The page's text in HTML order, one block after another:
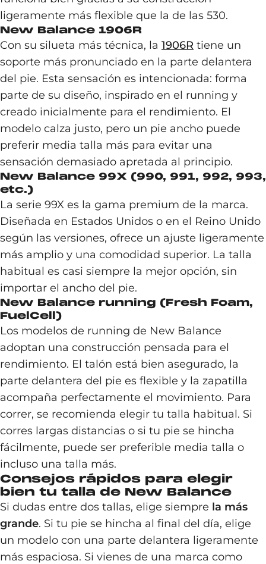
ligeramente más flexible que la de las 530.
New Balance 1906R
Con su silueta más técnica, la 1906R tiene un
soporte más pronunciado en la parte delantera
del pie. Esta sensación es intencionada: forma
parte de su diseño, inspirado en el running y
creado inicialmente para el rendimiento. El
modelo calza justo, pero un pie ancho puede
preferir media talla más para evitar una
sensación demasiado apretada al principio.
New Balance 99X (990, 991, 992, 993,
etc.)
La serie 99X es la gama premium de la marca.
Diseñada en Estados Unidos o en el Reino Unido
según las versiones, ofrece un ajuste ligeramente
más amplio y una comodidad superior. La talla
habitual es casi siempre la mejor opción, sin
importar el ancho del pie.
New Balance running (Fresh Foam,
FuelCell)
Los modelos de running de New Balance
adoptan una construcción pensada para el
rendimiento. El talón está bien asegurado, la
parte delantera del pie es flexible y la zapatilla
acompaña perfectamente el movimiento. Para
correr, se recomienda elegir tu talla habitual. Si
corres largas distancias o si tu pie se hincha
fácilmente, puede ser preferible media talla o
incluso una talla más.
Consejos rápidos para elegir
bien tu talla de New Balance
Si dudas entre dos tallas, elige siempre la más
grande. Si tu pie se hincha al final del día, elige
un modelo con una parte delantera ligeramente
más espaciosa. Si vienes de una marca como